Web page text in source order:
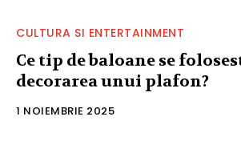
CULTURA SI ENTERTAINMENT
Ce tip de baloane se
decorarea unui plafon?
1 NOIEMBRIE 2025